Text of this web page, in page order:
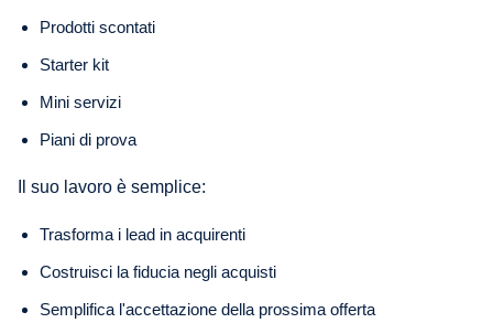
Prodotti scontati
Starter kit
Mini servizi
Piani di prova
Il suo lavoro è semplice:
Trasforma i lead in acquirenti
Costruisci la fiducia negli acquisti
Semplifica l'accettazione della prossima offerta